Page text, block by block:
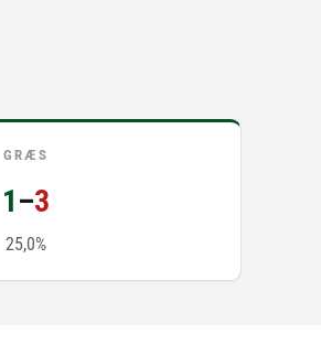
GRÆS
1–3
25,0%